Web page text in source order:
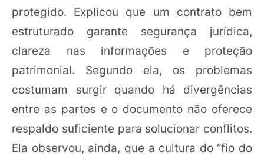
protegido. Explicou que um contrato bem
estruturado garante segurança jurídica,
clareza nas informações e proteção
patrimonial. Segundo ela, os problemas
costumam surgir quando há divergências
entre as partes e o documento não oferece
respaldo suficiente para solucionar conflitos.
Ela observou, ainda, que a cultura do “fio do